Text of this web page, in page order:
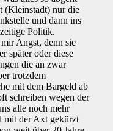
(Kleinstadt) nur die
und dann ins
Politik.
Angst, denn sie
später oder diese
die an zwar
trotzdem
mit dem Bargeld ab
schreiben wegen der
alle noch mehr
mit der Axt gekürzt